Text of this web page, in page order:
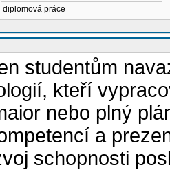
diplomová práce
studentům
kteří
nebo plný
a
schopnosti